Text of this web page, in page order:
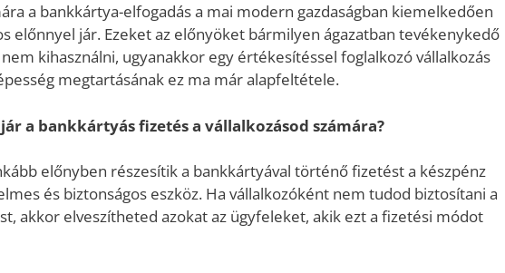
a bankkártya-elfogadás a mai modern gazdaságban kiemelkedően
előnnyel jár. Ezeket az előnyöket bármilyen ágazatban tevékenykedő
kihasználni, ugyanakkor egy értékesítéssel foglalkozó vállalkozás
megtartásának ez ma már alapfeltétele.
a bankkártyás fizetés a vállalkozásod számára?
előnyben részesítik a bankkártyával történő fizetést a készpénz
és biztonságos eszköz. Ha vállalkozóként nem tudod biztosítani a
akkor elveszítheted azokat az ügyfeleket, akik ezt a fizetési módot